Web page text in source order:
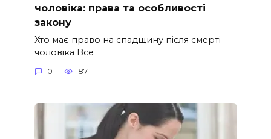
чоловіка: права та особливості
закону
Хто має право на спадщину після смерті
чоловіка Все
0 87